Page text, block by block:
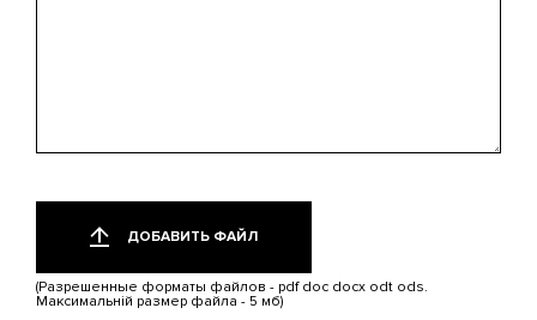
Добавить
ДОБАВИТЬ ФАЙЛ
(Разрешенные форматы файлов - pdf doc docx odt ods.
Максимальній размер файла - 5 мб)
Только
5
МБ.